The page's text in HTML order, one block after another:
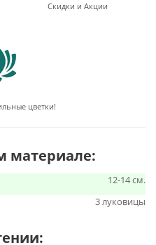
Скидки и Акции
цветки!
материале:
12-14 см.
3 луковицы